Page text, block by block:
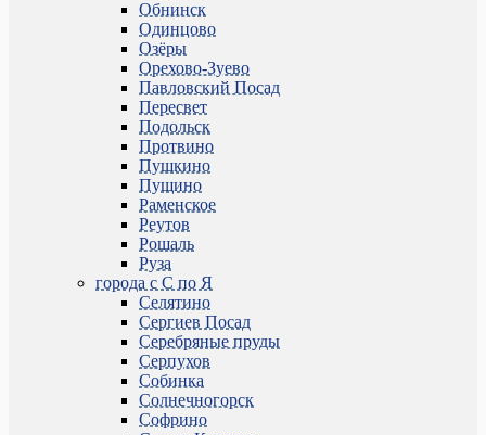
Обнинск
Одинцово
Озёры
Орехово-Зуево
Павловский Посад
Пересвет
Подольск
Протвино
Пушкино
Пущино
Раменское
Реутов
Рошаль
Руза
города с С по Я
Селятино
Сергиев Посад
Серебряные пруды
Серпухов
Собинка
Солнечногорск
Софрино